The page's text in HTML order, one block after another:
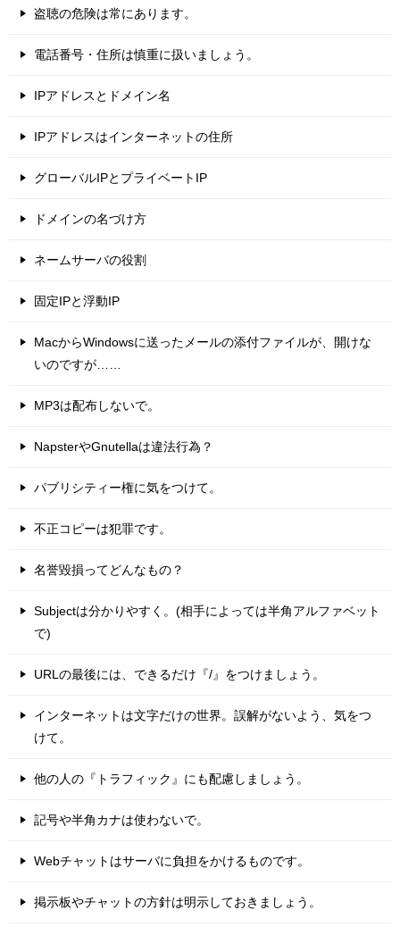
盗聴の危険は常にあります。
電話番号・住所は慎重に扱いましょう。
IPアドレスとドメイン名
IPアドレスはインターネットの住所
グローバルIPとプライベートIP
ドメインの名づけ方
ネームサーバの役割
固定IPと浮動IP
MacからWindowsに送ったメールの添付ファイルが、開けな
いのですが……
MP3は配布しないで。
NapsterやGnutellaは違法行為？
パブリシティー権に気をつけて。
不正コピーは犯罪です。
名誉毀損ってどんなもの？
Subjectは分かりやすく。(相手によっては半角アルファベット
で)
URLの最後には、できるだけ『/』をつけましょう。
インターネットは文字だけの世界。誤解がないよう、気をつ
けて。
他の人の『トラフィック』にも配慮しましょう。
記号や半角カナは使わないで。
Webチャットはサーバに負担をかけるものです。
掲示板やチャットの方針は明示しておきましょう。